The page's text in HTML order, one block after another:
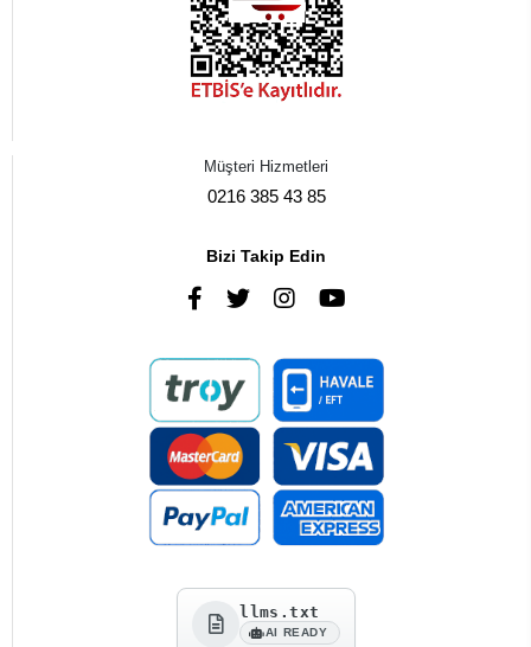
Müşteri Hizmetleri
0216 385 43 85
Bizi Takip Edin
llms.txt
AI READY